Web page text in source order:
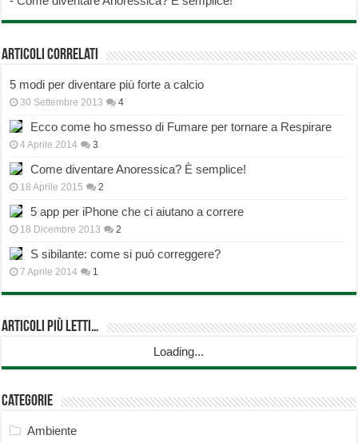
Articoli correlati
5 modi per diventare più forte a calcio
30 Settembre 2013 4
Ecco come ho smesso di Fumare per tornare a Respirare
4 Aprile 2014 3
Come diventare Anoressica? È semplice!
18 Aprile 2015 2
5 app per iPhone che ci aiutano a correre
18 Dicembre 2013 2
S sibilante: come si può correggere?
7 Aprile 2014 1
Articoli più Letti…
Loading...
Categorie
Ambiente